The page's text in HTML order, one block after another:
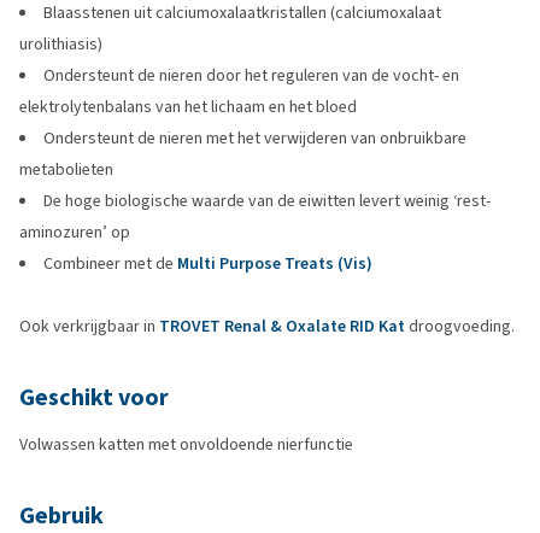
Blaasstenen uit calciumoxalaatkristallen (calciumoxalaat
urolithiasis)
Ondersteunt de nieren door het reguleren van de vocht- en
elektrolytenbalans van het lichaam en het bloed
Ondersteunt de nieren met het verwijderen van onbruikbare
metabolieten
De hoge biologische waarde van de eiwitten levert weinig ‘rest-
aminozuren’ op
Combineer met de Multi Purpose Treats (Vis)
Ook verkrijgbaar in TROVET Renal & Oxalate RID Katdroogvoeding.
Geschikt voor
Volwassen katten met onvoldoende nierfunctie
Gebruik